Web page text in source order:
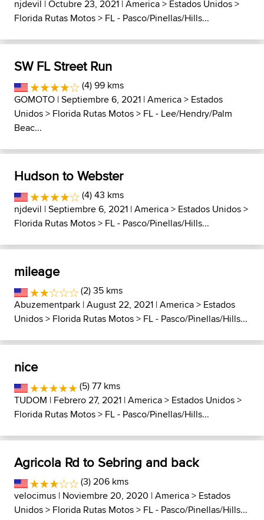
njdevil | Octubre 23, 2021 |America> Estados Unidos>
Florida Rutas Motos> FL - Pasco/Pinellas/Hills...
SW FL Street Run
(4) 99 kms
GOMOTO | Septiembre 6, 2021 |America> Estados
Unidos> Florida Rutas Motos> FL - Lee/Hendry/Palm
Beac...
Hudson to Webster
(4) 43 kms
njdevil | Septiembre 6, 2021 |America> Estados Unidos>
Florida Rutas Motos> FL - Pasco/Pinellas/Hills...
mileage
(2) 35 kms
Abuzementpark | August 22, 2021 |America> Estados
Unidos> Florida Rutas Motos> FL - Pasco/Pinellas/Hills...
nice
(5) 77 kms
TUDOM | Febrero 27, 2021 |America> Estados Unidos>
Florida Rutas Motos> FL - Pasco/Pinellas/Hills...
Agricola Rd to Sebring and back
(3) 206 kms
velocimus | Noviembre 20, 2020 |America> Estados
Unidos> Florida Rutas Motos> FL - Pasco/Pinellas/Hills...